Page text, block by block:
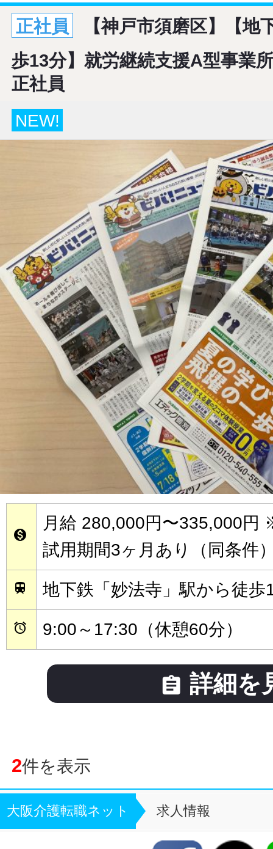
正社員
【神戸市須磨区】【地
歩13分】就労継続支援A型事業
正社員
NEW!

月給 280,000円〜335,000円
試用期間3ヶ月あり（同条件
 地下鉄「妙法寺」駅から徒歩
 9:00～17:30（休憩60分）
 詳細を
2件を表示
大阪介護転職ネット 求人情報